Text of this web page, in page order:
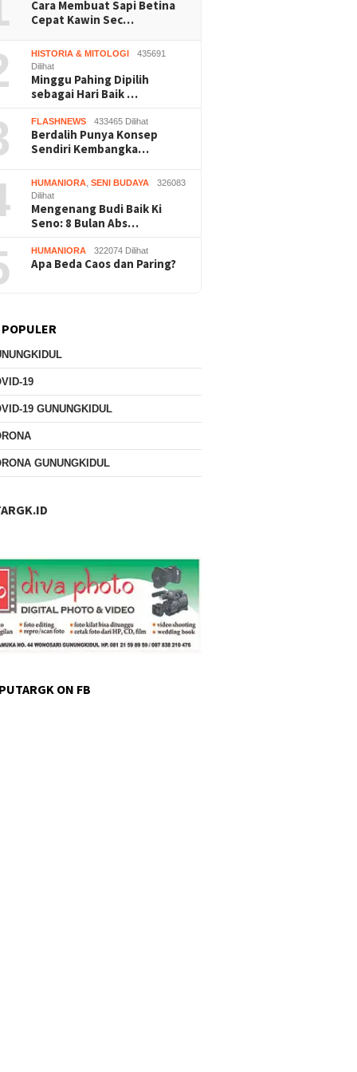
Raudi Akmal
Gugur
Dukung Gerakan Indonesia
Gelar Korve Kolaborasi
Bersihkan Sungai Kota
Wonosari
Cara Membuat Sapi Betina
Cepat Kawin Sec…
HISTORIA & MITOLOGI
435691
Dilihat
Minggu Pahing Dipilih
sebagai Hari Baik …
FLASHNEWS 433465 Dilihat
Berdalih Punya Konsep
Sendiri Kembangka…
HUMANIORA ,SENI BUDAYA
326083
Dilihat
Mengenang Budi Baik Ki
Seno: 8 Bulan Abs…
HUMANIORA 322074 Dilihat
Apa Beda Caos dan Paring?
19
19 GUNUNGKIDUL
GUNUNGKIDUL
ON FB